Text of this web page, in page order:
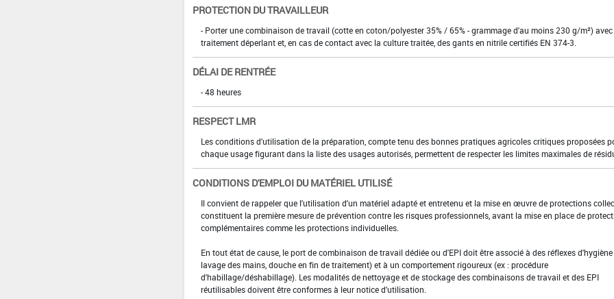
PROTECTION DU TRAVAILLEUR
- Porter une combinaison de travail (cotte en coton/polyester 35% / 65% - grammage d'au moins 230 g/m²) avec
traitement déperlant et, en cas de contact avec la culture traitée, des gants en nitrile certifiés EN 374-3.
DÉLAI DE RENTRÉE
- 48 heures
RESPECT LMR
Les conditions d'utilisation de la préparation, compte tenu des bonnes pratiques agricoles critiques proposées
chaque usage figurant dans la liste des usages autorisés, permettent de respecter les limites maximales de
CONDITIONS D'EMPLOI DU MATÉRIEL UTILISÉ
Il convient de rappeler que l'utilisation d'un matériel adapté et entretenu et la mise en œuvre de protections
constituent la première mesure de prévention contre les risques professionnels, avant la mise en place de
complémentaires comme les protections individuelles.
En tout état de cause, le port de combinaison de travail dédiée ou d'EPI doit être associé à des réflexes d'hygiène
lavage des mains, douche en fin de traitement) et à un comportement rigoureux (ex : procédure
d'habillage/déshabillage). Les modalités de nettoyage et de stockage des combinaisons de travail et des EPI
réutilisables doivent être conformes à leur notice d'utilisation.